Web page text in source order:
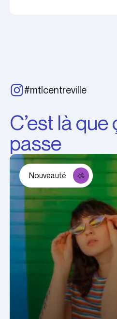
#mtlcentreville
C’est là que
passe
Nouveauté